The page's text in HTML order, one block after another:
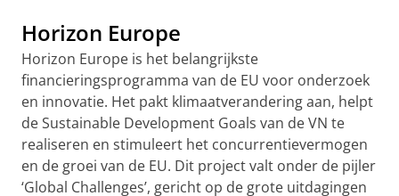
Horizon Europe
Horizon Europe is het belangrijkste
financieringsprogramma van de EU voor onderzoek
en innovatie. Het pakt klimaatverandering aan, helpt
de Sustainable Development Goals van de VN te
realiseren en stimuleert het concurrentievermogen
en de groei van de EU. Dit project valt onder de pijler
‘Global Challenges’, gericht op de grote uitdagingen